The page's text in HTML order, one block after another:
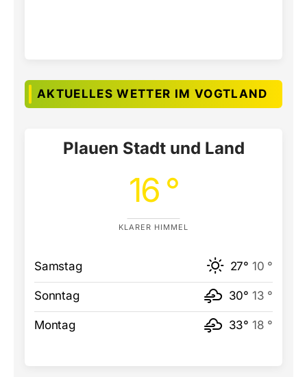
AKTUELLES WETTER IM VOGTLAND
Plauen Stadt und Land
16 °
KLARER HIMMEL
Samstag 27° 10 °
Sonntag 30° 13 °
Montag 33° 18 °